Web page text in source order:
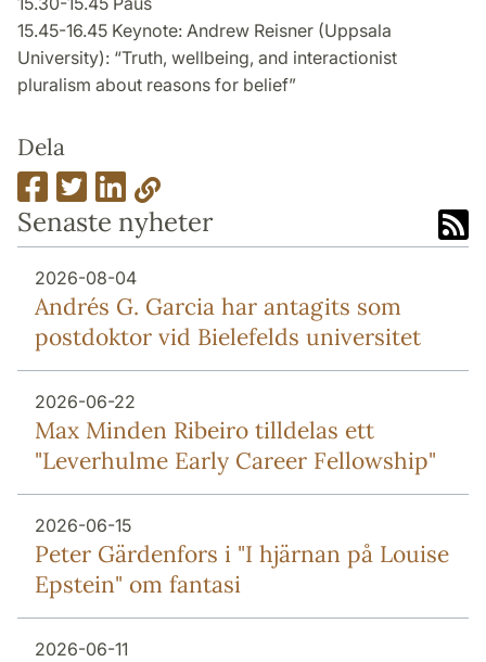
15.45-16.45 Keynote: Andrew Reisner (Uppsala
University): “Truth, wellbeing, and interactionist
pluralism about reasons for belief”
Dela
Senaste nyheter
2026-08-04
Andrés G. Garcia har antagits som
postdoktor vid Bielefelds universitet
2026-06-22
Max Minden Ribeiro tilldelas ett
"Leverhulme Early Career Fellowship"
2026-06-15
Peter Gärdenfors i "I hjärnan på Louise
Epstein" om fantasi
2026-06-11